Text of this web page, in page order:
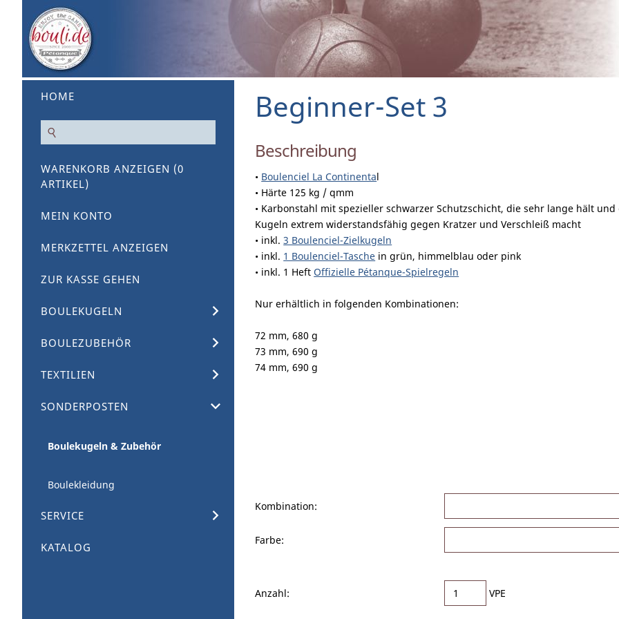
HOME
WARENKORB ANZEIGEN (0
ARTIKEL)
MEIN KONTO
MERKZETTEL ANZEIGEN
ZUR KASSE GEHEN
BOULEKUGELN
BOULEZUBEHÖR
TEXTILIEN
SONDERPOSTEN
Boulekugeln & Zubehör
Boulekleidung
SERVICE
KATALOG
Beginner-Set 3
Beschreibung
• Boulenciel La Continental
• Härte 125 kg / qmm
• Karbonstahl mit spezieller schwarzer Schutzschicht, die sehr lange hält und
Kugeln extrem widerstandsfähig gegen Kratzer und Verschleiß macht
• inkl.3 Boulenciel-Zielkugeln
• inkl. 1 Boulenciel-Tasche in grün, himmelblau oder pink
• inkl. 1 HeftOffizielle Pétanque-Spielregeln
Nur erhältlich in folgenden Kombinationen:
72 mm, 680 g
73 mm, 690 g
74 mm, 690 g
Kombination:
Farbe:
Anzahl: VPE